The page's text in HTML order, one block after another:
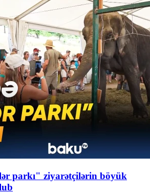
parkı" ziyarətçilərin böyük